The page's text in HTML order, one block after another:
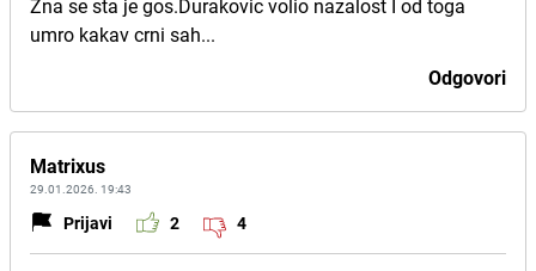
Zna se sta je gos.Durakovic volio nazalost I od toga
umro kakav crni sah...
Odgovori
Matrixus
29.01.2026. 19:43
Prijavi 2 4